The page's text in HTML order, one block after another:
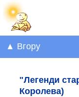
▲ Вгору
"Легенди
Королева)